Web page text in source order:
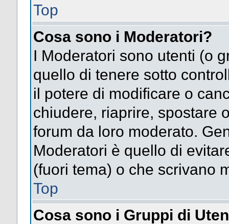
Top
Cosa sono i Moderatori?
I Moderatori sono utenti (o
quello di tenere sotto
il potere di modificare o
chiudere, riaprire, spostare
forum da loro moderato.
Moderatori è quello di
(fuori tema) o che scrivano
Top
Cosa sono i Gruppi di